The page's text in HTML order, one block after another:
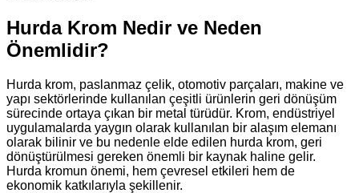
Hurda Krom Nedir ve Neden
Önemlidir?
Hurda krom, paslanmaz çelik, otomotiv parçaları, makine ve
yapı sektörlerinde kullanılan çeşitli ürünlerin geri dönüşüm
sürecinde ortaya çıkan bir metal türüdür. Krom, endüstriyel
uygulamalarda yaygın olarak kullanılan bir alaşım elemanı
olarak bilinir ve bu nedenle elde edilen hurda krom, geri
dönüştürülmesi gereken önemli bir kaynak haline gelir.
Hurda kromun önemi, hem çevresel etkileri hem de
ekonomik katkılarıyla şekillenir.